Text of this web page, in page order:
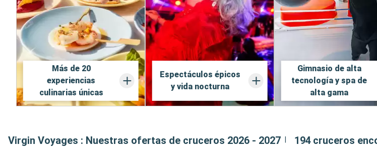
Más de 20
experiencias
culinarias únicas
Espectáculos épicos
y vida nocturna
Gimnasio de alta
tecnología y spa de
alta gama
Virgin Voyages : Nuestras ofertas de cruceros 2026 - 2027 194 cruceros